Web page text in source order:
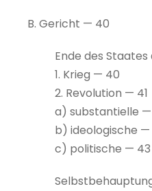
B. Gericht — 40
Ende des Staates
1. Krieg — 40
2. Revolution — 41
a) substantielle —
b) ideologische —
c) politische — 43